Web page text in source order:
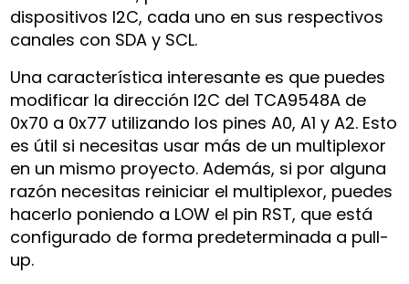
dispositivos I2C, cada uno en sus respectivos
canales con SDA y SCL.
Una característica interesante es que puedes
modificar la dirección I2C del TCA9548A de
0x70 a 0x77 utilizando los pines A0, A1 y A2. Esto
es útil si necesitas usar más de un multiplexor
en un mismo proyecto. Además, si por alguna
razón necesitas reiniciar el multiplexor, puedes
hacerlo poniendo a LOW el pin RST, que está
configurado de forma predeterminada a pull-
up.